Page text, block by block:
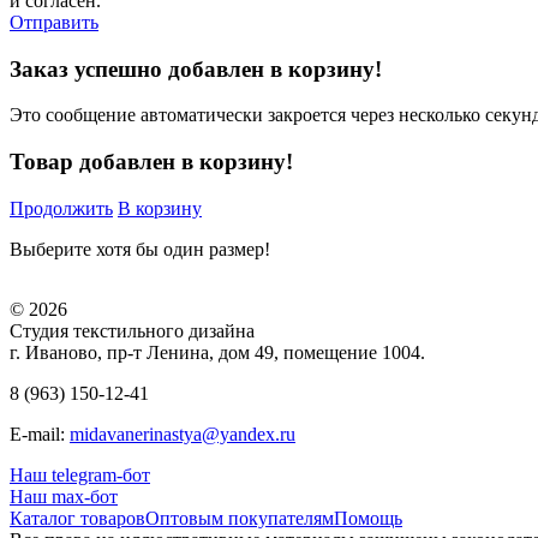
Отправить
Заказ успешно добавлен в корзину!
Это сообщение автоматически закроется через несколько
Товар добавлен в корзину!
Продолжить В корзину
Выберите хотя бы один размер!
© 2026
Студия текстильного дизайна
г. Иваново, пр-т Ленина, дом 49, помещение 1004.
8 (963) 150-12-41
E-mail: midavanerinastya@yandex.ru
Наш telegram-бот
Наш max-бот
Каталог товаровОптовым покупателямПомощь